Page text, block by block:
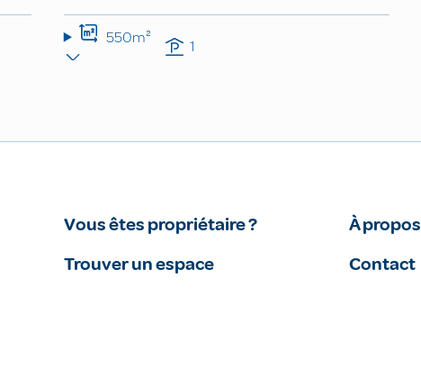
550m² 1
Vous êtes propriétaire ?
Trouver un espace
À propos
Contact